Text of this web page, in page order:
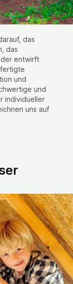
das
das
entwirft
und
und
individueller
uns auf